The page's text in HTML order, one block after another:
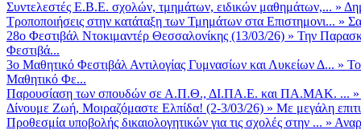
Συντελεστές Ε.Β.Ε. σχολών, τμημάτων, ειδικών μαθημάτων,... »
Τροποποιήσεις στην κατάταξη των Τμημάτων στα Επιστημονι... »
28ο Φεστιβάλ Ντοκιμαντέρ Θεσσαλονίκης (13/03/26) » Την
Φεστιβά...
3ο Μαθητικό Φεστιβάλ Αντιλογίας Γυμνασίων και Λυκείων Δ... »
Μαθητικό Φε...
Παρουσίαση των σπουδών σε Α.Π.Θ., ΔΙ.ΠΑ.Ε. και ΠΑ.ΜΑΚ. ...
Δίνουμε Ζωή, Μοιραζόμαστε Ελπίδα! (2-3/03/26) » Με μεγάλη
Προθεσμία υποβολής δικαιολογητικών για τις σχολές στην ... »